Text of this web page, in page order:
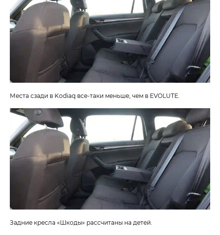
Места сзади в Kodiaq все-таки меньше, чем в EVOLUTE.
Задние кресла «Шкоды» рассчитаны на детей.